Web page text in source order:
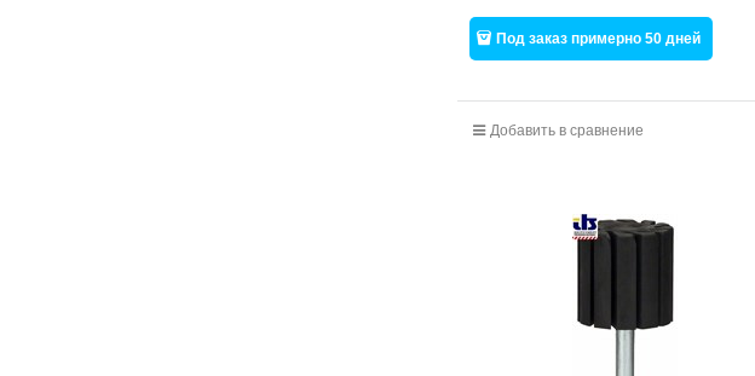
Под заказ примерно 50 дней
Добавить в сравнение